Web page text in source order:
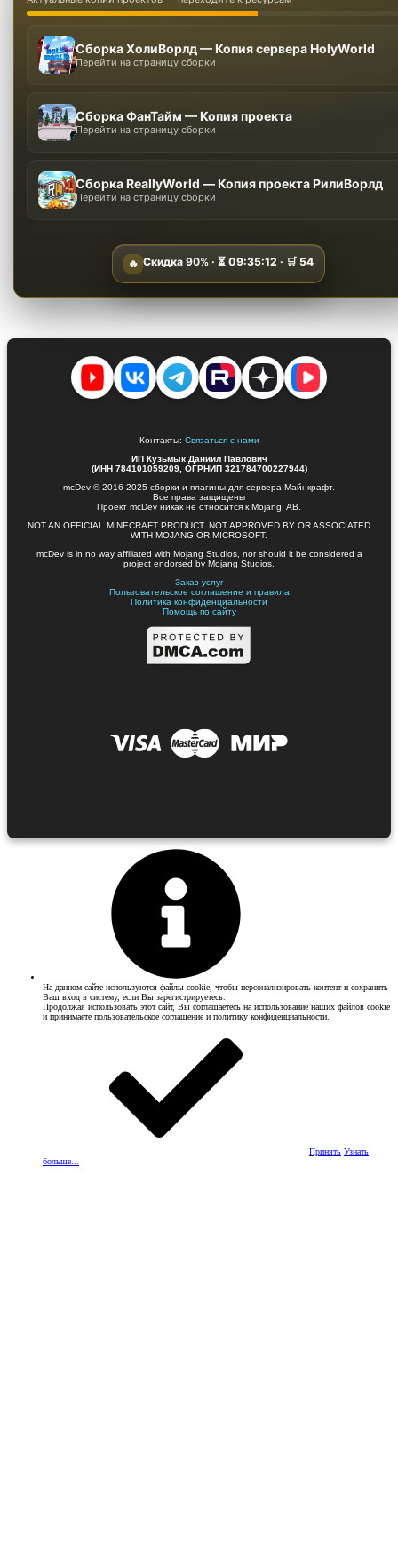
Сборка ХолиВорлд — Копия сервера HolyWorld
Перейти на страницу сборки
Сборка ФанТайм — Копия проекта
Перейти на страницу сборки
Сборка ReallyWorld — Копия проекта РилиВорлд
Перейти на страницу сборки
🔥 Скидка 90%· ⏳ 09:35:10 · 🛒54
Контакты: Связаться с нами
ИП Кузьмык Даниил Павлович
(ИНН 784101059209, ОГРНИП 321784700227944)
mcDev © 2016-2025 сборки и плагины для сервера Майнкрафт.
Все права защищены
Проект mcDev никак не относится к Mojang, AB.
NOT AN OFFICIAL MINECRAFT PRODUCT. NOT APPROVED BY OR ASSOCIATED
WITH MOJANG OR MICROSOFT.
mcDev is in no way affiliated with Mojang Studios, nor should it be considered a
project endorsed by Mojang Studios.
Заказ услуг
Пользовательское соглашение и правила
Политика конфиденциальности
Помощь по сайту
На данном сайте используются файлы cookie, чтобы персонализировать контент и сохранить
Ваш вход в систему, если Вы зарегистрируетесь.
Продолжая использовать этот сайт, Вы соглашаетесь на использование наших файлов cookie
и принимаете пользовательское соглашение и политику конфиденциальности.
Принять Узнать
больше...